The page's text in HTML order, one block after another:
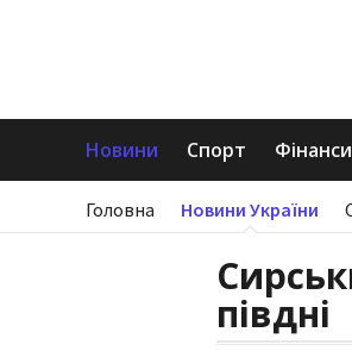
Новини Спорт Фінанси
Головна Новини України
півдні